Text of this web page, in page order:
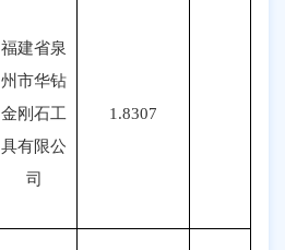
福建省泉
州市华钻
金刚石工
具有限公
司
1.8307